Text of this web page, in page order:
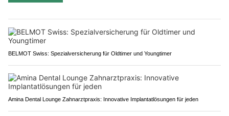
BELMOT Swiss: Spezialversicherung für Oldtimer und Youngtimer
Amina Dental Lounge Zahnarztpraxis: Innovative Implantatlösungen für jeden